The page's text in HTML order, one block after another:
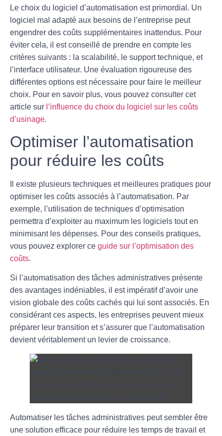
Le choix du logiciel d’automatisation est primordial. Un
logiciel mal adapté aux besoins de l’entreprise peut
engendrer des coûts supplémentaires inattendus. Pour
éviter cela, il est conseillé de prendre en compte les
critères suivants : la scalabilité, le support technique, et
l’interface utilisateur. Une évaluation rigoureuse des
différentes options est nécessaire pour faire le meilleur
choix. Pour en savoir plus, vous pouvez consulter cet
article sur l’influence du choix du logiciel sur les coûts
d’usinage.
Optimiser l’automatisation
pour réduire les coûts
Il existe plusieurs techniques et meilleures pratiques pour
optimiser les coûts associés à l’automatisation. Par
exemple, l’utilisation de techniques d’optimisation
permettra d’exploiter au maximum les logiciels tout en
minimisant les dépenses. Pour des conseils pratiques,
vous pouvez explorer ce guide sur l’optimisation des
coûts.
Si l’automatisation des tâches administratives présente
des avantages indéniables, il est impératif d’avoir une
vision globale des coûts cachés qui lui sont associés. En
considérant ces aspects, les entreprises peuvent mieux
préparer leur transition et s’assurer que l’automatisation
devient véritablement un levier de croissance.
Automatiser les tâches administratives peut sembler être
une solution efficace pour réduire les temps de travail et